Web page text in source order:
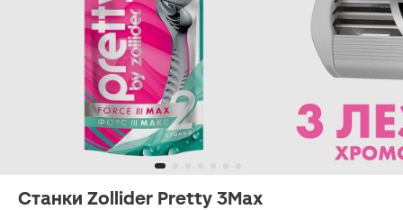
Станки Zollider Pretty 3Maх